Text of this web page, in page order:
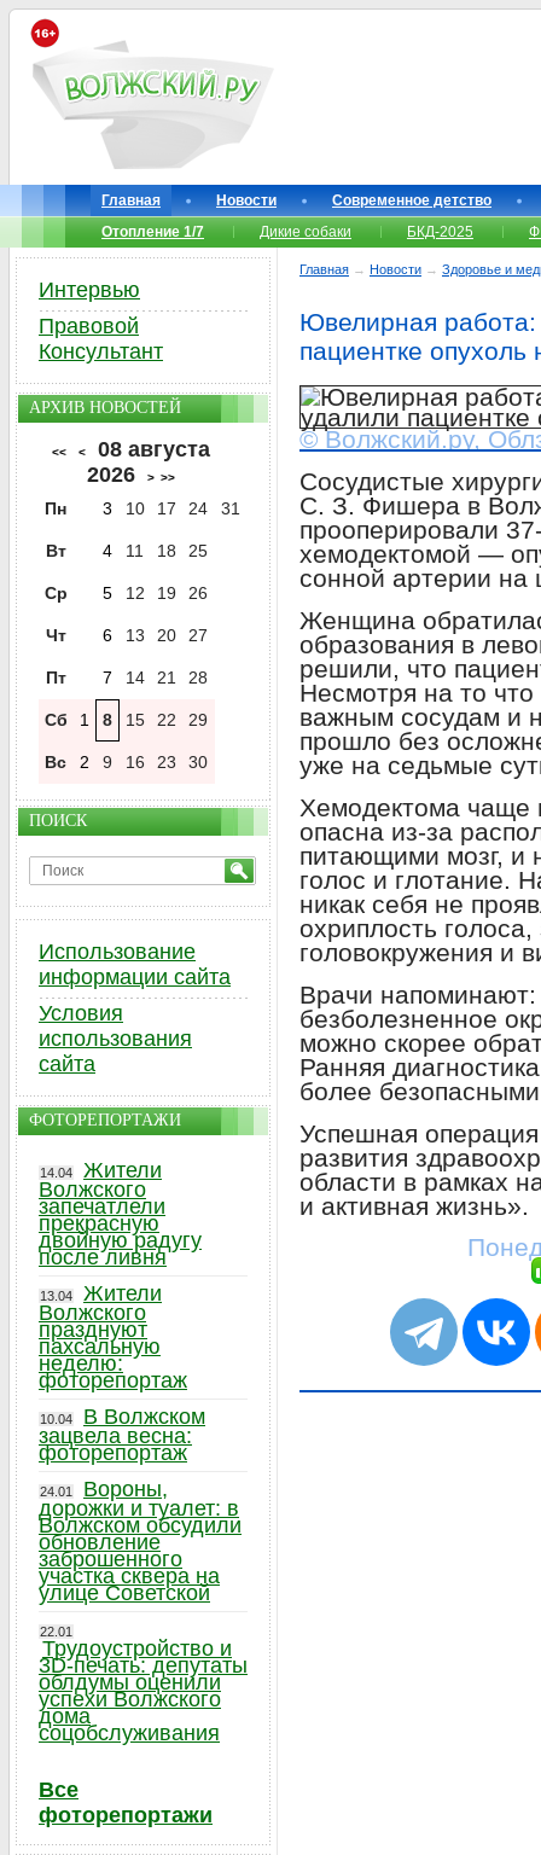
Главная Новости
Современное детство
Отопление 1/7
Дикие собаки БКД-2025
Главная → Новости → Здоровье и
Ювелирная
пациентке
© Волжский.ру,
Сосудистые
С. З. Фишера в
прооперировали
хемодектомой —
сонной артерии на
Женщина
образования в
решили, что
Несмотря на то что
важным сосудам и
прошло без
уже на седьмые
Хемодектома чаще
опасна из‑за
питающими мозг, и
голос и глотание.
никак себя не
охриплость
головокружения и
Врачи
безболезненное
можно скорее
Ранняя
более
Успешная
развития
области в рамках
и активная жизнь».
Интервью
Правовой
Консультант
АРХИВ НОВОСТЕЙ
<< <
08 августа
2026
> >>
Пн 3 10 17 24 31
Вт 4 11 18 25
Ср 5 12 19 26
Чт 6 13 20 27
Пт 7 14 21 28
Сб 1 8 15 22 29
Вс 2 9 16 23 30
ПОИСК
Использование
информации сайта
Условия
использования
сайта
ФОТОРЕПОРТАЖИ
14.04
Жители
Волжского
запечатлели
прекрасную
двойную радугу
после ливня
13.04
Жители
Волжского
празднуют
пахсальную
неделю:
фоторепортаж
10.04
В Волжском
зацвела весна:
фоторепортаж
24.01
Вороны,
дорожки и туалет: в
Волжском обсудили
обновление
заброшенного
участка сквера на
улице Советской
22.01
Трудоустройство и
3D-печать: депутаты
облдумы оценили
успехи Волжского
дома
соцобслуживания
Все
фоторепортажи